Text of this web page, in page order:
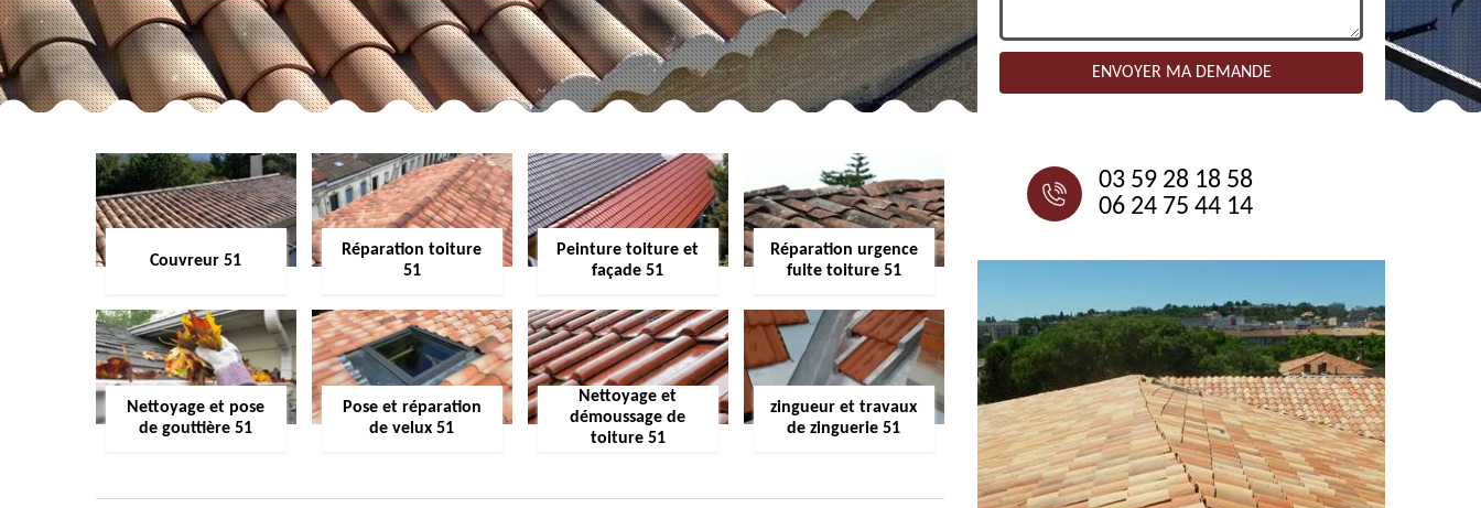
Couvreur 51
Réparation toiture
51
Peinture toiture et
façade 51
Réparation urgence
fuite toiture 51
Nettoyage et pose
de gouttière 51
Pose et réparation
de velux 51
Nettoyage et
démoussage de
toiture 51
zingueur et travaux
de zinguerie 51
03 59 28 18 58
06 24 75 44 14